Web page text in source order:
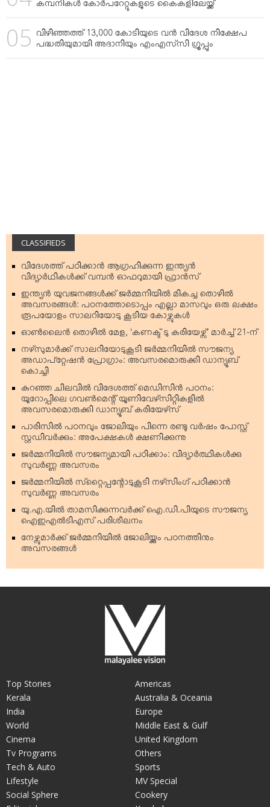
കമ്പനികള്‍ കോര്‍പറേറ്റുകളുടെ കൈകളിലേയ്ക്ക്
വിഴിഞ്ഞത്ത് 13,000 കോടിയുടെ വന്‍ വിദേശ നിക്ഷേപ
പദ്ധതിയുമായി അദാനിയും എംഎസ്‌സി ഗ്രൂപ്പും
CLASSIFIEDS
വിദേശത്ത് പഠിക്കാന്‍ ആഗ്രഹിക്കുന്ന ഇന്ത്യന്‍
വിദ്യാര്‍ഥികള്‍ക്ക് വമ്പന്‍ ഓഫറുമായി ഫ്രാന്‍സ്
ഇന്ത്യന്‍ യുവജനങ്ങള്‍ക്ക് ജര്‍മ്മനിയില്‍ മികച്ച തൊഴില്‍
അവസരങ്ങള്‍: പഠനത്തോടൊപ്പം എല്ലാ മാസവും ഒരു ലക്ഷം
രൂപയോളം സാലറിയോടു കൂടിയ കോഴ്സുകള്‍
ഓണ്‍ലൈന്‍ തൊഴില്‍ മേള, ‘കണക്ട് ടു കരിയേഴ്സ്’ മാര്‍ച്ച് 21-ന്
നഴ്‌സുമാര്‍ക്ക് സാലറിയോടുകൂടി ജര്‍മ്മനിയില്‍ സൗജന്യ
അഡാപ്റ്റേഷന്‍ പ്രോഗ്രാം: അവസരമൊരുക്കി ഡാന്യൂബ്
കൊച്ചി
കുറഞ്ഞ ചിലവില്‍ വിദേശത്ത് മെഡിസിന്‍ പഠനം:
യൂറോപ്പിലെ ഗവണ്‍മെന്റ് യൂണിവേഴ്‌സിറ്റികളില്‍
അവസരമൊരുക്കി ഡാന്യൂബ് കരിയേഴ്‌സ്
പാരിസില്‍ പഠനവും ജോലിയും പിന്നെ രണ്ടു വര്‍ഷം പോസ്റ്റ്
സ്റ്റഡിവര്‍ക്കും: അപേക്ഷകള്‍ ക്ഷണിക്കുന്നു
ജര്‍മ്മനിയില്‍ സൗജന്യമായി പഠിക്കാം: വിദ്യാര്‍ത്ഥികള്‍ക്കു
സുവര്‍ണ്ണ അവസരം
ജര്‍മ്മനിയില്‍ സ്‌റ്റൈപ്പന്റോടുകൂടി നഴ്‌സിംഗ് പഠിക്കാന്‍
സുവര്‍ണ്ണ അവസരം
യു.എ.യില്‍ താമസിക്കുന്നവര്‍ക്ക് ഐ.ഡി.പിയുടെ സൗജന്യ
ഐഇഎല്‍ടിഎസ് പരിശീലനം
നേഴ്സുമാര്‍ക്ക് ജര്‍മ്മനിയില്‍ ജോലിയ്ക്കും പഠനത്തിനും
അവസരങ്ങള്‍
Top Stories
Kerala
India
World
Cinema
Tv Programs
Tech & Auto
Americas
Australia & Oceania
Europe
Middle East & Gulf
United Kingdom
Others
Sports
Lifestyle
Social Sphere
MV Special
Cookery